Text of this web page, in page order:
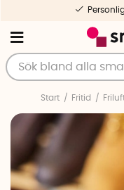
Start Fritid